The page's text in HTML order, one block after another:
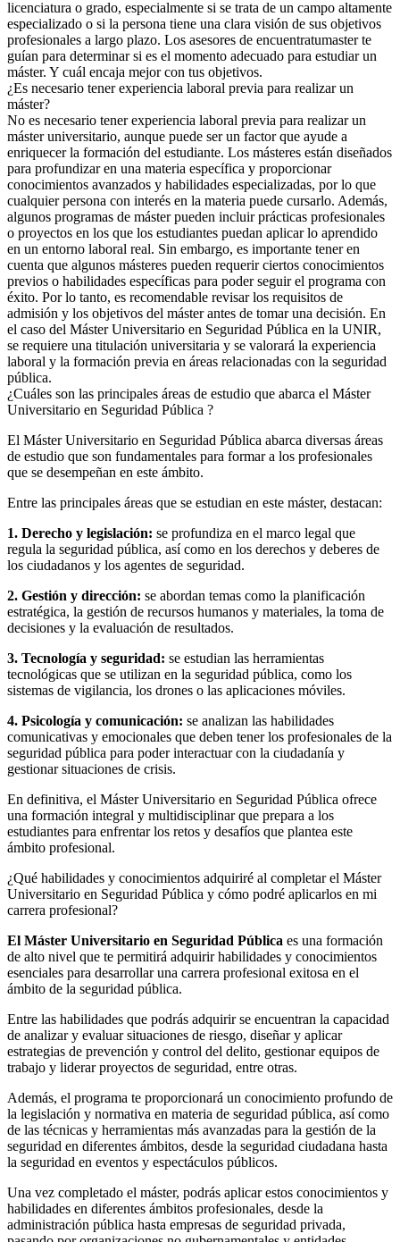
licenciatura o grado, especialmente si se trata de un campo altamente
especializado o si la persona tiene una clara visión de sus objetivos
profesionales a largo plazo. Los asesores de encuentratumaster te
guían para determinar si es el momento adecuado para estudiar un
máster. Y cuál encaja mejor con tus objetivos.
¿Es necesario tener experiencia laboral previa para realizar un
máster?
No es necesario tener experiencia laboral previa para realizar un
máster universitario, aunque puede ser un factor que ayude a
enriquecer la formación del estudiante. Los másteres están diseñados
para profundizar en una materia específica y proporcionar
conocimientos avanzados y habilidades especializadas, por lo que
cualquier persona con interés en la materia puede cursarlo. Además,
algunos programas de máster pueden incluir prácticas profesionales
o proyectos en los que los estudiantes puedan aplicar lo aprendido
en un entorno laboral real. Sin embargo, es importante tener en
cuenta que algunos másteres pueden requerir ciertos conocimientos
previos o habilidades específicas para poder seguir el programa con
éxito. Por lo tanto, es recomendable revisar los requisitos de
admisión y los objetivos del máster antes de tomar una decisión. En
el caso del Máster Universitario en Seguridad Pública en la UNIR,
se requiere una titulación universitaria y se valorará la experiencia
laboral y la formación previa en áreas relacionadas con la seguridad
pública.
¿Cuáles son las principales áreas de estudio que abarca el Máster
Universitario en Seguridad Pública ?
El Máster Universitario en Seguridad Pública abarca diversas áreas
de estudio que son fundamentales para formar a los profesionales
que se desempeñan en este ámbito.
Entre las principales áreas que se estudian en este máster, destacan:
1. Derecho y legislación: se profundiza en el marco legal que
regula la seguridad pública, así como en los derechos y deberes de
los ciudadanos y los agentes de seguridad.
2. Gestión y dirección: se abordan temas como la planificación
estratégica, la gestión de recursos humanos y materiales, la toma de
decisiones y la evaluación de resultados.
3. Tecnología y seguridad: se estudian las herramientas
tecnológicas que se utilizan en la seguridad pública, como los
sistemas de vigilancia, los drones o las aplicaciones móviles.
4. Psicología y comunicación: se analizan las habilidades
comunicativas y emocionales que deben tener los profesionales de la
seguridad pública para poder interactuar con la ciudadanía y
gestionar situaciones de crisis.
En definitiva, el Máster Universitario en Seguridad Pública ofrece
una formación integral y multidisciplinar que prepara a los
estudiantes para enfrentar los retos y desafíos que plantea este
ámbito profesional.
¿Qué habilidades y conocimientos adquiriré al completar el Máster
Universitario en Seguridad Pública y cómo podré aplicarlos en mi
carrera profesional?
El Máster Universitario en Seguridad Pública es una formación
de alto nivel que te permitirá adquirir habilidades y conocimientos
esenciales para desarrollar una carrera profesional exitosa en el
ámbito de la seguridad pública.
Entre las habilidades que podrás adquirir se encuentran la capacidad
de analizar y evaluar situaciones de riesgo, diseñar y aplicar
estrategias de prevención y control del delito, gestionar equipos de
trabajo y liderar proyectos de seguridad, entre otras.
Además, el programa te proporcionará un conocimiento profundo de
la legislación y normativa en materia de seguridad pública, así como
de las técnicas y herramientas más avanzadas para la gestión de la
seguridad en diferentes ámbitos, desde la seguridad ciudadana hasta
la seguridad en eventos y espectáculos públicos.
Una vez completado el máster, podrás aplicar estos conocimientos y
habilidades en diferentes ámbitos profesionales, desde la
administración pública hasta empresas de seguridad privada,